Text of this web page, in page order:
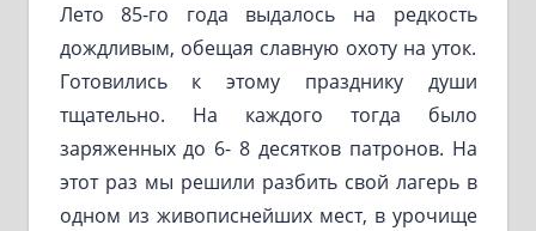
Лето 85-го года выдалось на редкость
дождливым, обещая славную охоту на уток.
Готовились к этому празднику души
тщательно. На каждого тогда было
заряженных до 6- 8 десятков патронов. На
этот раз мы решили разбить свой лагерь в
одном из живописнейших мест, в урочище